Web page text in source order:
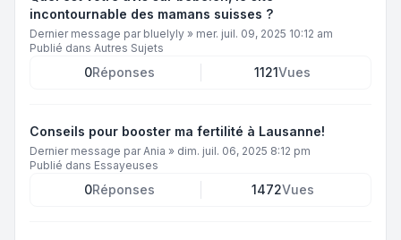
incontournable des mamans suisses ?
Dernier message par bluelyly » mer. juil. 09, 2025 10:12 am
Publié dans Autres Sujets
0Réponses 1121Vues
Conseils pour booster ma fertilité à Lausanne!
Dernier message parAnia » dim. juil. 06, 2025 8:12 pm
Publié dans Essayeuses
0Réponses 1472Vues